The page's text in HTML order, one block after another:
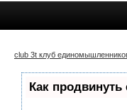
club 3t клуб
Как